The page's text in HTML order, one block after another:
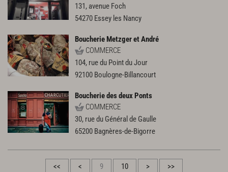
131, avenue Foch
54270 Essey les Nancy
Boucherie Metzger et André
COMMERCE
104, rue du Point du Jour
92100 Boulogne-Billancourt
Boucherie des deux Ponts
COMMERCE
30, rue du Général de Gaulle
65200 Bagnères-de-Bigorre
<< < 9 10 > >>